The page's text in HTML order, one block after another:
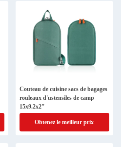
Couteau de cuisine sacs de bagages
rouleaux d'ustensiles de camp
15x9.2x2"
Obtenez le meilleur prix